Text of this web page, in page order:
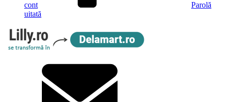
cont
Parolă
uitată